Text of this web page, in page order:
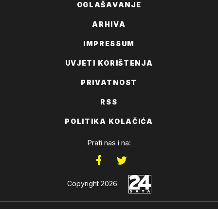
OGLAŠAVANJE
ARHIVA
IMPRESSUM
UVJETI KORIŠTENJA
PRIVATNOST
RSS
POLITIKA KOLAČIĆA
Prati nas i na:
Copyright 2026.